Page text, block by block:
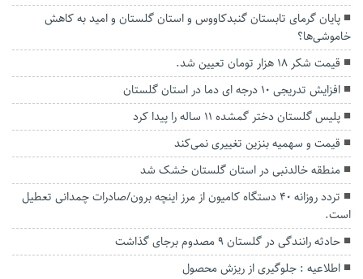
پایان گرمای تابستان گنبدکاووس و استان گلستان و امید به کاهش
خاموشی‌ها؟
قیمت شکر ۱۸ هزار تومان تعیین شد.
افزایش تدریجی ۱۰ درجه ای دما در استان گلستان
پلیس گلستان دختر گمشده ۱۱ ساله را پیدا کرد
قیمت و سهمیه بنزین تغییری نمی‌کند
منطقه خالدنبی در استان گلستان خشک شد
تردد روزانه ۴۰ دستگاه کامیون از مرز اینچه برون/صادرات چمدانی تعطیل
است.
حادثه رانندگی در گلستان ۹ مصدوم برجای گذاشت
اطلاعیه : جلوگیری از ریزش محصول